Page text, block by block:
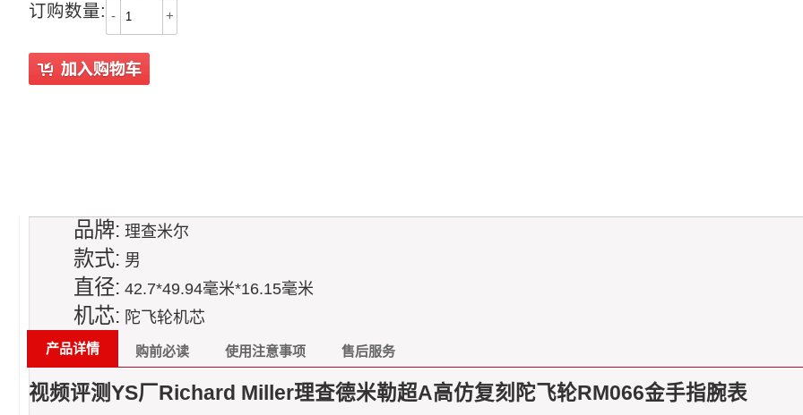
订购数量: - +
品牌: 理查米尔
款式: 男
直径: 42.7*49.94毫米*16.15毫米
机芯: 陀飞轮机芯
产品详情 购前必读 使用注意事项 售后服务
视频评测YS厂Richard Miller理查德米勒超A高仿复刻陀飞轮RM066金手指腕表